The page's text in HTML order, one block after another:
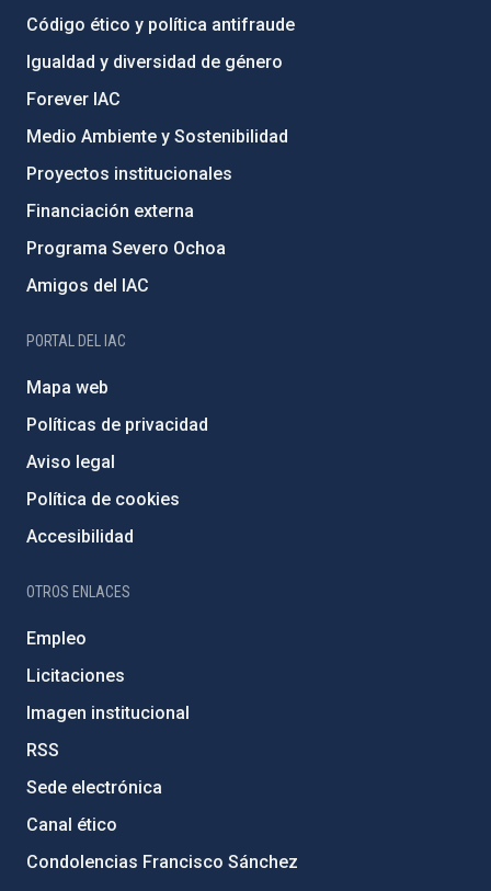
Código ético y política antifraude
Igualdad y diversidad de género
Forever IAC
Medio Ambiente y Sostenibilidad
Proyectos institucionales
Financiación externa
Programa Severo Ochoa
Amigos del IAC
PORTAL DEL IAC
Mapa web
Políticas de privacidad
Aviso legal
Política de cookies
Accesibilidad
OTROS ENLACES
Empleo
Licitaciones
Imagen institucional
RSS
Sede electrónica
Canal ético
Condolencias Francisco Sánchez